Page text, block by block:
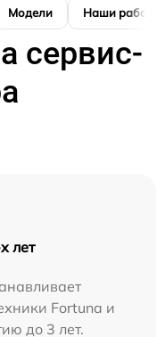
Модели Наши работы
сервис-
лет
Fortuna и
до 3 лет.